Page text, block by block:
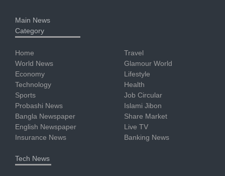
Main News
Category
Home
World News
Economy
Technology
Sports
Probashi News
Bangla Newspaper
English Newspaper
Insurance News
Travel
Glamour World
Lifestyle
Health
Job Circular
Islami Jibon
Share Market
Live TV
Banking News
Tech News